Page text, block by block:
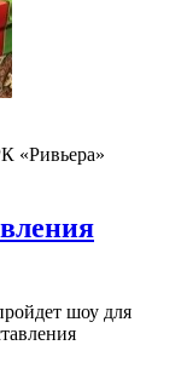
«Ривьера»
шоу для